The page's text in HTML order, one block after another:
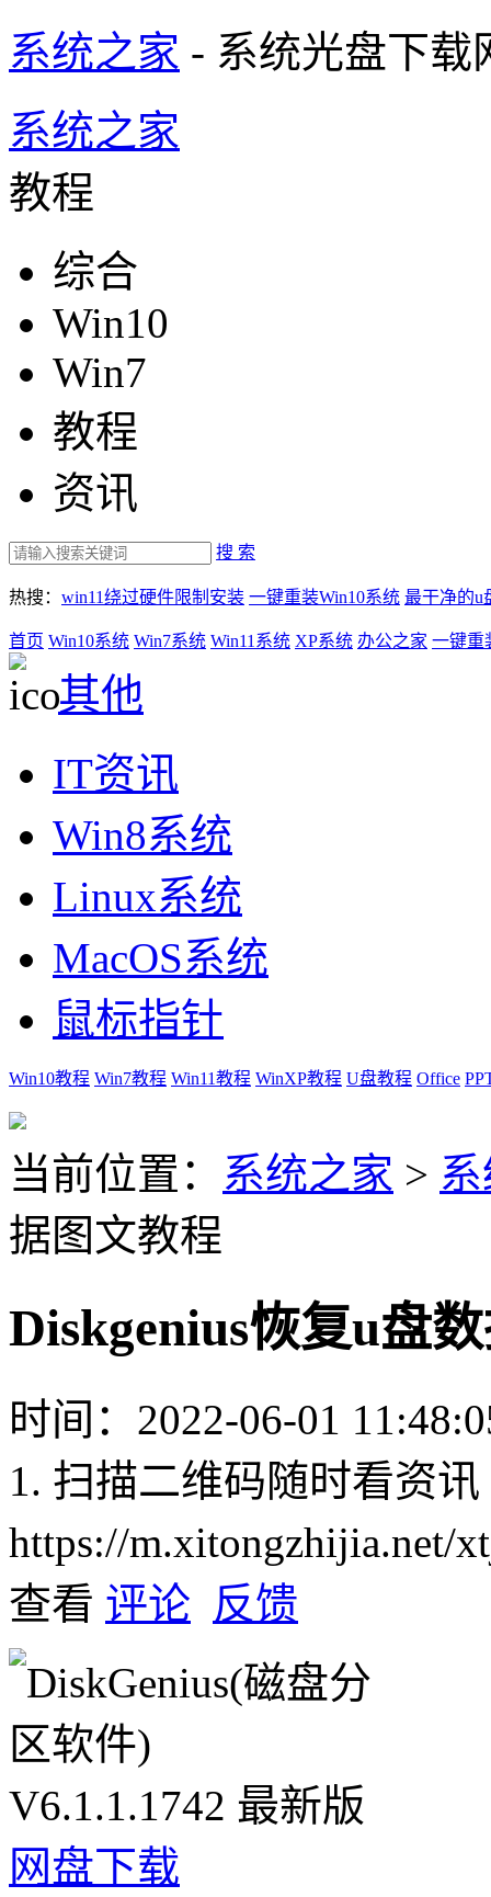
系统之家 - 系统光盘下载
系统之家
教程
综合
Win10
Win7
教程
资讯
搜 索
热搜： win11绕过硬件限制安装 一键重装Win10系统 最干净的u
首页 Win10系统 Win7系统 Win11系统 XP系统 办公之家 一键重
其他
IT资讯
Win8系统
Linux系统
MacOS系统
鼠标指针
Win10教程 Win7教程 Win11教程 WinXP教程 U盘教程 Office
当前位置： 系统之家 >
据图文教程
Diskgenius恢复u盘
时间：2022-06-01
1. 扫描二维码随时看资讯
https://m.xitongzhijia.net/
查看 评论 反馈
网盘下载